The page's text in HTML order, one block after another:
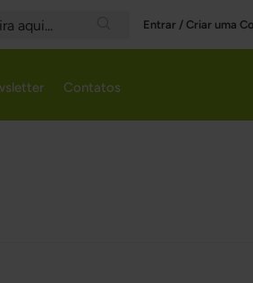
Search
Entrar / Criar uma
Contatos